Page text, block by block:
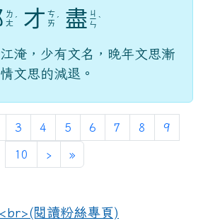
ㄌ
ㄤ ˊ 才 ㄘ
ㄞ ˊ 盡 ㄐ
ㄧ
ㄣ
ˋ
淹，少有文名，晚年文思漸
文思的減退。
3 4 5 6 7 8 9
10 › »